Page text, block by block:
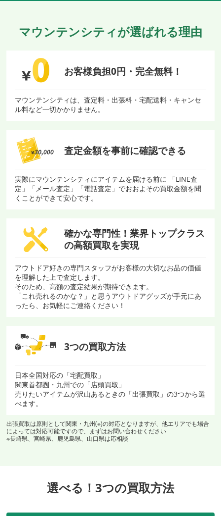
マウンテンシティが選ばれる理由
お客様負担0円・ 完全無料！
マウンテンシティは、査定料・出張料・宅配送料・キャンセ
ル料など一切かかりません。
査定金額を事前に確認できる
実際にマウンテンシティにアイテムを届ける前に 「LINE査
定」「メール査定」「電話査定」でおおよその買取金額を聞
くことができて安心です。
確かな専門性！ 業界トップクラス
の高額買取を実現
アウトドア好きの専門スタッフがお客様の大切なお品の価値
を理解した上で査定します。
そのため、高額の査定結果が期待できます。
「これ売れるのかな？」と思うアウトドアグッズが手元にあ
ったら、お気軽にご連絡ください！
3つの買取方法
日本全国対応の「宅配買取」
関東首都圏・九州での「店頭買取」
売りたいアイテムが沢山あるときの「出張買取」の3つから選
べます。
出張買取は原則として関東・九州(※)の対応となりますが、他エリアでも場合
によっては対応可能ですので、まずはお問い合わせください
※長崎県、宮崎県、鹿児島県、山口県は応相談
選べる！3つの買取方法